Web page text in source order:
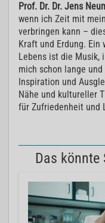
Prof. Dr. Dr. Jens
wenn ich Zeit mit
verbringen kann –
Kraft und Erdung.
Lebens ist die Musik,
mich schon lange
Inspiration und
Nähe und kultureller
für Zufriedenheit und
Das könnte